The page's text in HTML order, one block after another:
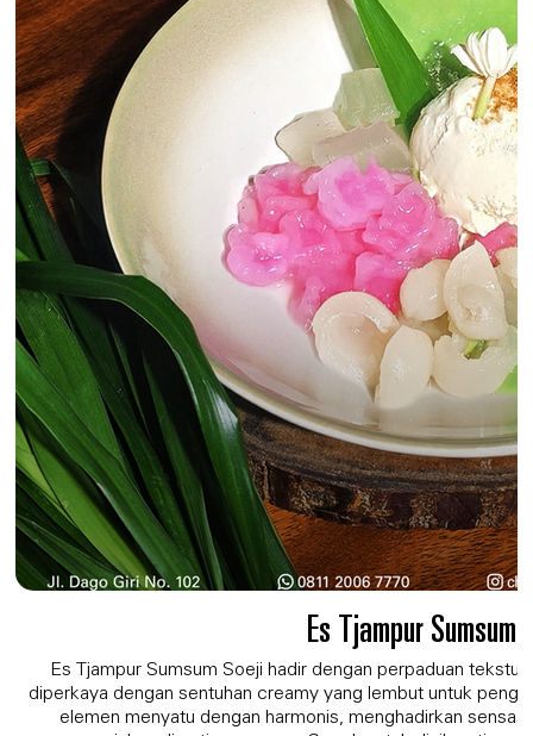
Es Tjampur Sumsum
Es Tjampur Sumsum Soeji hadir dengan perpaduan
diperkaya dengan sentuhan creamy yang lembut untuk
elemen menyatu dengan harmonis, menghadirkan